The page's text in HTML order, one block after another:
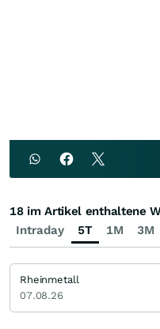
Intraday 5T 1M 3M
18 im Artikel enthaltene
Rheinmetall
07.08.26